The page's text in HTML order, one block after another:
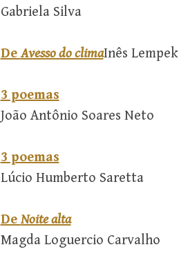
Gabriela Silva
DeAvesso do climaInês Lempek
3 poemas
João Antônio Soares Neto
3 poemas
Lúcio Humberto Saretta
De Noite alta
Magda Loguercio Carvalho